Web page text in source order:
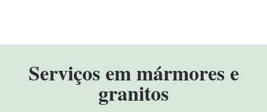
Serviços em mármores e
granitos